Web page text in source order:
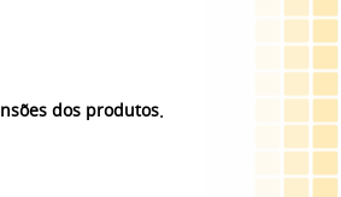
dos produtos.